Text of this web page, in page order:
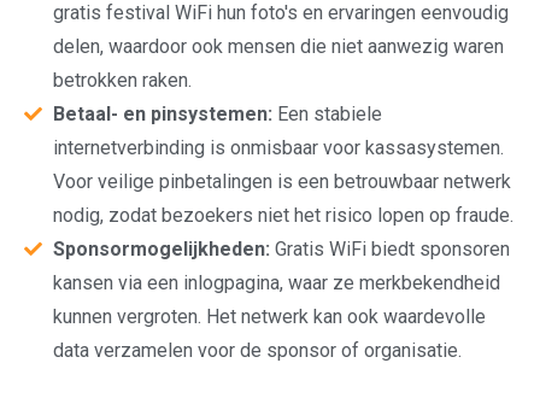
gratis festival WiFi hun foto's en ervaringen eenvoudig
delen, waardoor ook mensen die niet aanwezig waren
betrokken raken.
Betaal- en pinsystemen: Een stabiele
internetverbinding is onmisbaar voor kassasystemen.
Voor veilige pinbetalingen is een betrouwbaar netwerk
nodig, zodat bezoekers niet het risico lopen op fraude.
Sponsormogelijkheden: Gratis WiFi biedt sponsoren
kansen via een inlogpagina, waar ze merkbekendheid
kunnen vergroten. Het netwerk kan ook waardevolle
data verzamelen voor de sponsor of organisatie.